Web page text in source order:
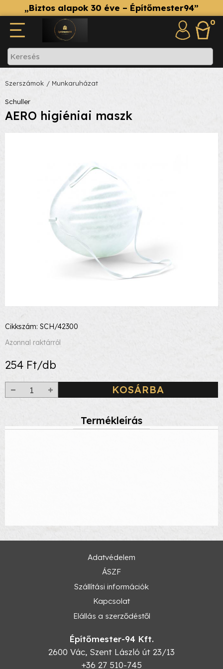
„Biztos alapok 30 éve – Építőmester94”
0
Szerszámok / Munkaruházat
Schuller
AERO higiéniai maszk
Cikkszám: SCH/42300
Azonnal raktárról
254 Ft/db
KOSÁRBA
Termékleírás
Adatvédelem
ÁSZF
Szállítási információk
Kapcsolat
Elállás a szerződéstől
Építőmester-94 Kft.
2600 Vác, Szent László út 23/13
+36 27 510-745